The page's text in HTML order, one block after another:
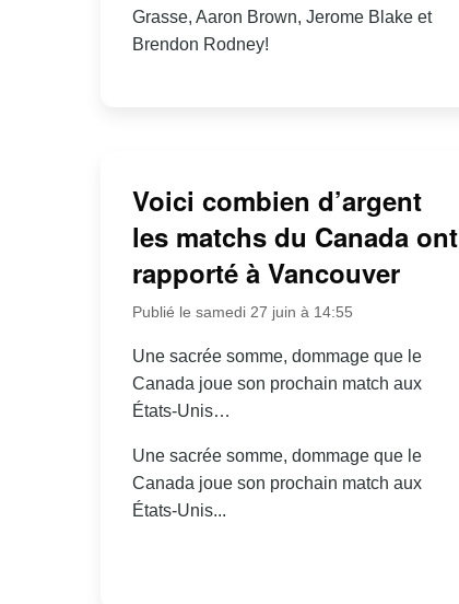
Grasse, Aaron Brown, Jerome Blake et
Brendon Rodney!
Voici combien d’argent
les matchs du Canada ont
rapporté à Vancouver
Publié le samedi 27 juin à 14:55
Une sacrée somme, dommage que le
Canada joue son prochain match aux
États-Unis…
Une sacrée somme, dommage que le
Canada joue son prochain match aux
États-Unis...